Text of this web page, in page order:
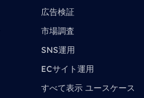
広告検証
市場調査
SNS運用
ECサイト運用
すべて表示 ユースケース